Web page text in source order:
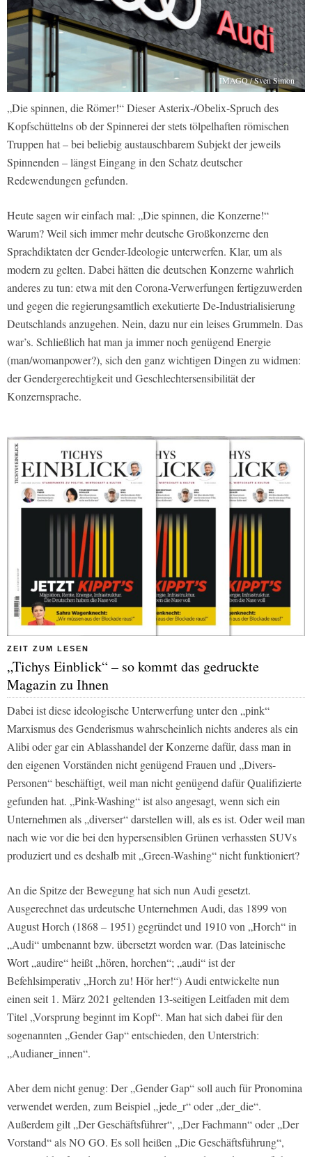
IMAGO / Sven Simon
„Die spinnen, die Römer!“ Dieser Asterix-/Obelix-Spruch des
Kopfschüttelns ob der Spinnerei der stets tölpelhaften römischen
Truppen hat – bei beliebig austauschbarem Subjekt der jeweils
Spinnenden – längst Eingang in den Schatz deutscher
Redewendungen gefunden.
Heute sagen wir einfach mal: „Die spinnen, die Konzerne!“
Warum? Weil sich immer mehr deutsche Großkonzerne den
Sprachdiktaten der Gender-Ideologie unterwerfen. Klar, um als
modern zu gelten. Dabei hätten die deutschen Konzerne wahrlich
anderes zu tun: etwa mit den Corona-Verwerfungen fertigzuwerden
und gegen die regierungsamtlich exekutierte De-Industrialisierung
Deutschlands anzugehen. Nein, dazu nur ein leises Grummeln. Das
war’s. Schließlich hat man ja immer noch genügend Energie
(man/womanpower?), sich den ganz wichtigen Dingen zu widmen:
der Gendergerechtigkeit und Geschlechtersensibilität der
Konzernsprache.
ZEIT ZUM LESEN
„Tichys Einblick“ – so kommt das gedruckte
Magazin zu Ihnen
Dabei ist diese ideologische Unterwerfung unter den „pink“
Marxismus des Genderismus wahrscheinlich nichts anderes als ein
Alibi oder gar ein Ablasshandel der Konzerne dafür, dass man in
den eigenen Vorständen nicht genügend Frauen und „Divers-
Personen“ beschäftigt, weil man nicht genügend dafür Qualifizierte
gefunden hat. „Pink-Washing“ ist also angesagt, wenn sich ein
Unternehmen als „diverser“ darstellen will, als es ist. Oder weil man
nach wie vor die bei den hypersensiblen Grünen verhassten SUVs
produziert und es deshalb mit „Green-Washing“ nicht funktioniert?
An die Spitze der Bewegung hat sich nun Audi gesetzt.
Ausgerechnet das urdeutsche Unternehmen Audi, das 1899 von
August Horch (1868 – 1951) gegründet und 1910 von „Horch“ in
„Audi“ umbenannt bzw. übersetzt worden war. (Das lateinische
Wort „audire“ heißt „hören, horchen“; „audi“ ist der
Befehlsimperativ „Horch zu! Hör her!“) Audi entwickelte nun
einen seit 1. März 2021 geltenden 13-seitigen Leitfaden mit dem
Titel „Vorsprung beginnt im Kopf“. Man hat sich dabei für den
sogenannten „Gender Gap“ entschieden, den Unterstrich:
„Audianer_innen“.
Aber dem nicht genug: Der „Gender Gap“ soll auch für Pronomina
verwendet werden, zum Beispiel „jede_r“ oder „der_die“.
Außerdem gilt „Der Geschäftsführer“, „Der Fachmann“ oder „Der
Vorstand“ als NO GO. Es soll heißen „Die Geschäftsführung“,